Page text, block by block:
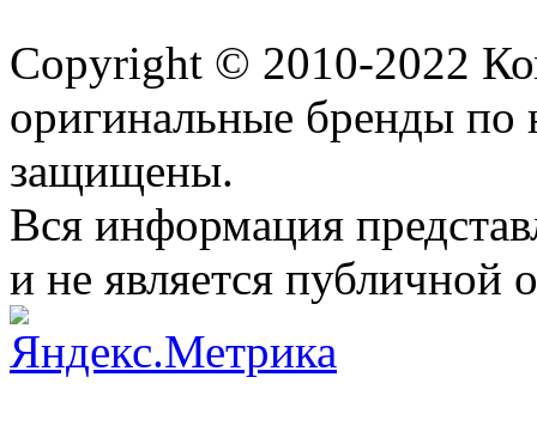
Copyright © 2010-2022
оригинальные бренды по
защищены.
Вся информация
и не является публичной